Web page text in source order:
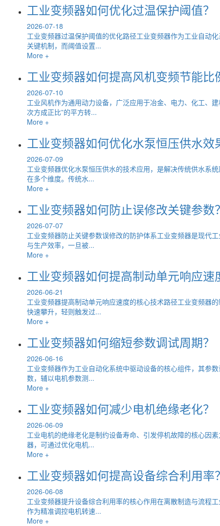
工业变频器如何优化过温保护阈值？
2026-07-18
工业变频器过温保护阈值的优化路径工业变频器作为工业自动
关键机制，而阈值设置...
More +
工业变频器如何提高风机变频节能比
2026-07-10
工业风机作为通用动力设备，广泛应用于冶金、电力、化工、
次方成正比”的平方转...
More +
工业变频器如何优化水泵恒压供水效
2026-07-09
工业变频器优化水泵恒压供水的技术应用，是解决传统供水系
在多个维度。传统水...
More +
工业变频器如何防止误修改关键参数？
2026-07-07
工业变频器防止关键参数误修改的防护体系工业变频器是现代
与生产效率，一旦被...
More +
工业变频器如何提高制动单元响应速
2026-06-21
工业变频器提高制动单元响应速度的核心技术路径工业变频器
快速攀升，轻则触发过...
More +
工业变频器如何缩短参数调试周期？
2026-06-16
工业变频器作为工业自动化系统中驱动设备的核心组件，其参
数，辅以电机参数测...
More +
工业变频器如何减少电机绝缘老化？
2026-06-09
工业电机的绝缘老化是制约设备寿命、引发停机故障的核心因
器，可通过优化电机...
More +
工业变频器如何提高设备综合利用率？
2026-06-08
工业变频器提升设备综合利用率的核心作用在离散制造与流程
作为精准调控电机转速...
More +